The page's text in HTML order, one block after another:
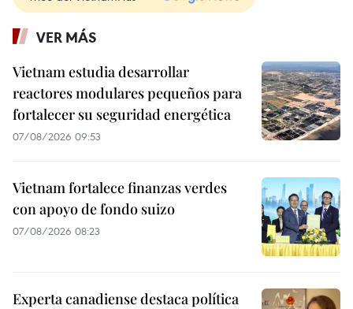
VER MÁS
Vietnam estudia desarrollar
reactores modulares pequeños para
fortalecer su seguridad energética
07/08/2026 09:53
Vietnam fortalece finanzas verdes
con apoyo de fondo suizo
07/08/2026 08:23
Experta canadiense destaca política